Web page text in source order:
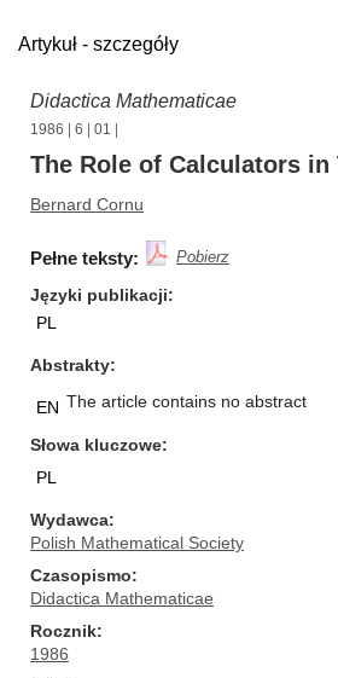
Artykuł - szczegóły
Didactica Mathematicae
1986 6 01
The Role of Calculators
Bernard Cornu
Pełne teksty: Pobierz
Języki publikacji
PL
Abstrakty
EN The article contains no abstract
Słowa kluczowe
PL
Wydawca
Polish Mathematical Society
Czasopismo
Didactica Mathematicae
Rocznik
1986